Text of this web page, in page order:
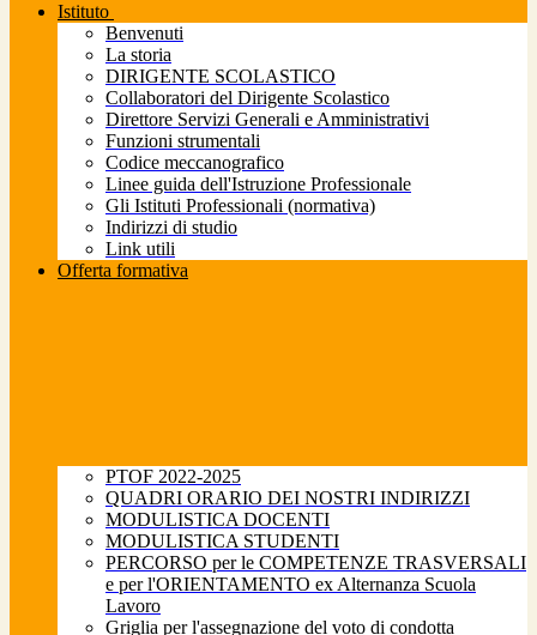
Istituto
Benvenuti
La storia
DIRIGENTE SCOLASTICO
Collaboratori del Dirigente Scolastico
Direttore Servizi Generali e Amministrativi
Funzioni strumentali
Codice meccanografico
Linee guida dell'Istruzione Professionale
Gli Istituti Professionali (normativa)
Indirizzi di studio
Link utili
Offerta formativa
PTOF 2022-2025
QUADRI ORARIO DEI NOSTRI INDIRIZZI
MODULISTICA DOCENTI
MODULISTICA STUDENTI
PERCORSO per le COMPETENZE TRASVERSALI
e per l'ORIENTAMENTO ex Alternanza Scuola
Lavoro
Griglia per l'assegnazione del voto di condotta